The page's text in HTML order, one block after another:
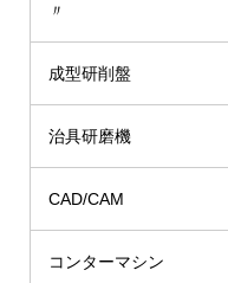
〃
成型研削盤
治具研磨機
CAD/CAM
コンターマシン